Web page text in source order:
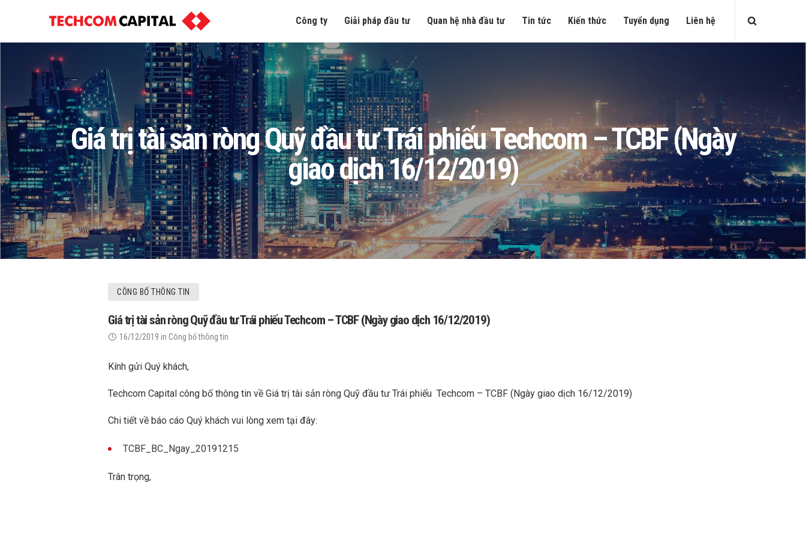
Công ty Giải pháp đầu tư Quan hệ nhà đầu tư Tin tức Kiến thức Tuyển dụng Liên hệ
Giá trị tài sản ròng Quỹ đầu tư Trái phiếu Techcom – TCBF (Ngày
giao dịch 16/12/2019)
CÔNG BỐ THÔNG TIN
Giá trị tài sản ròng Quỹ đầu tư Trái phiếu Techcom – TCBF (Ngày giao dịch 16/12/2019)
16/12/2019 in Công bố thông tin
Kính gửi Quý khách,
Techcom Capital công bố thông tin về Giá trị tài sản ròng Quỹ đầu tư Trái phiếu Techcom – TCBF (Ngày giao dịch 16/12/2019)
Chi tiết về báo cáo Quý khách vui lòng xem tại đây:
TCBF_BC_Ngay_20191215
Trân trọng,